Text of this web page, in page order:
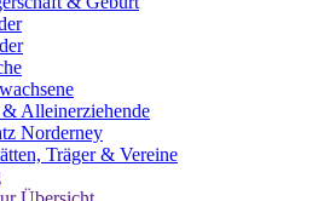
Alleinerziehende
Norderney
Träger & Vereine